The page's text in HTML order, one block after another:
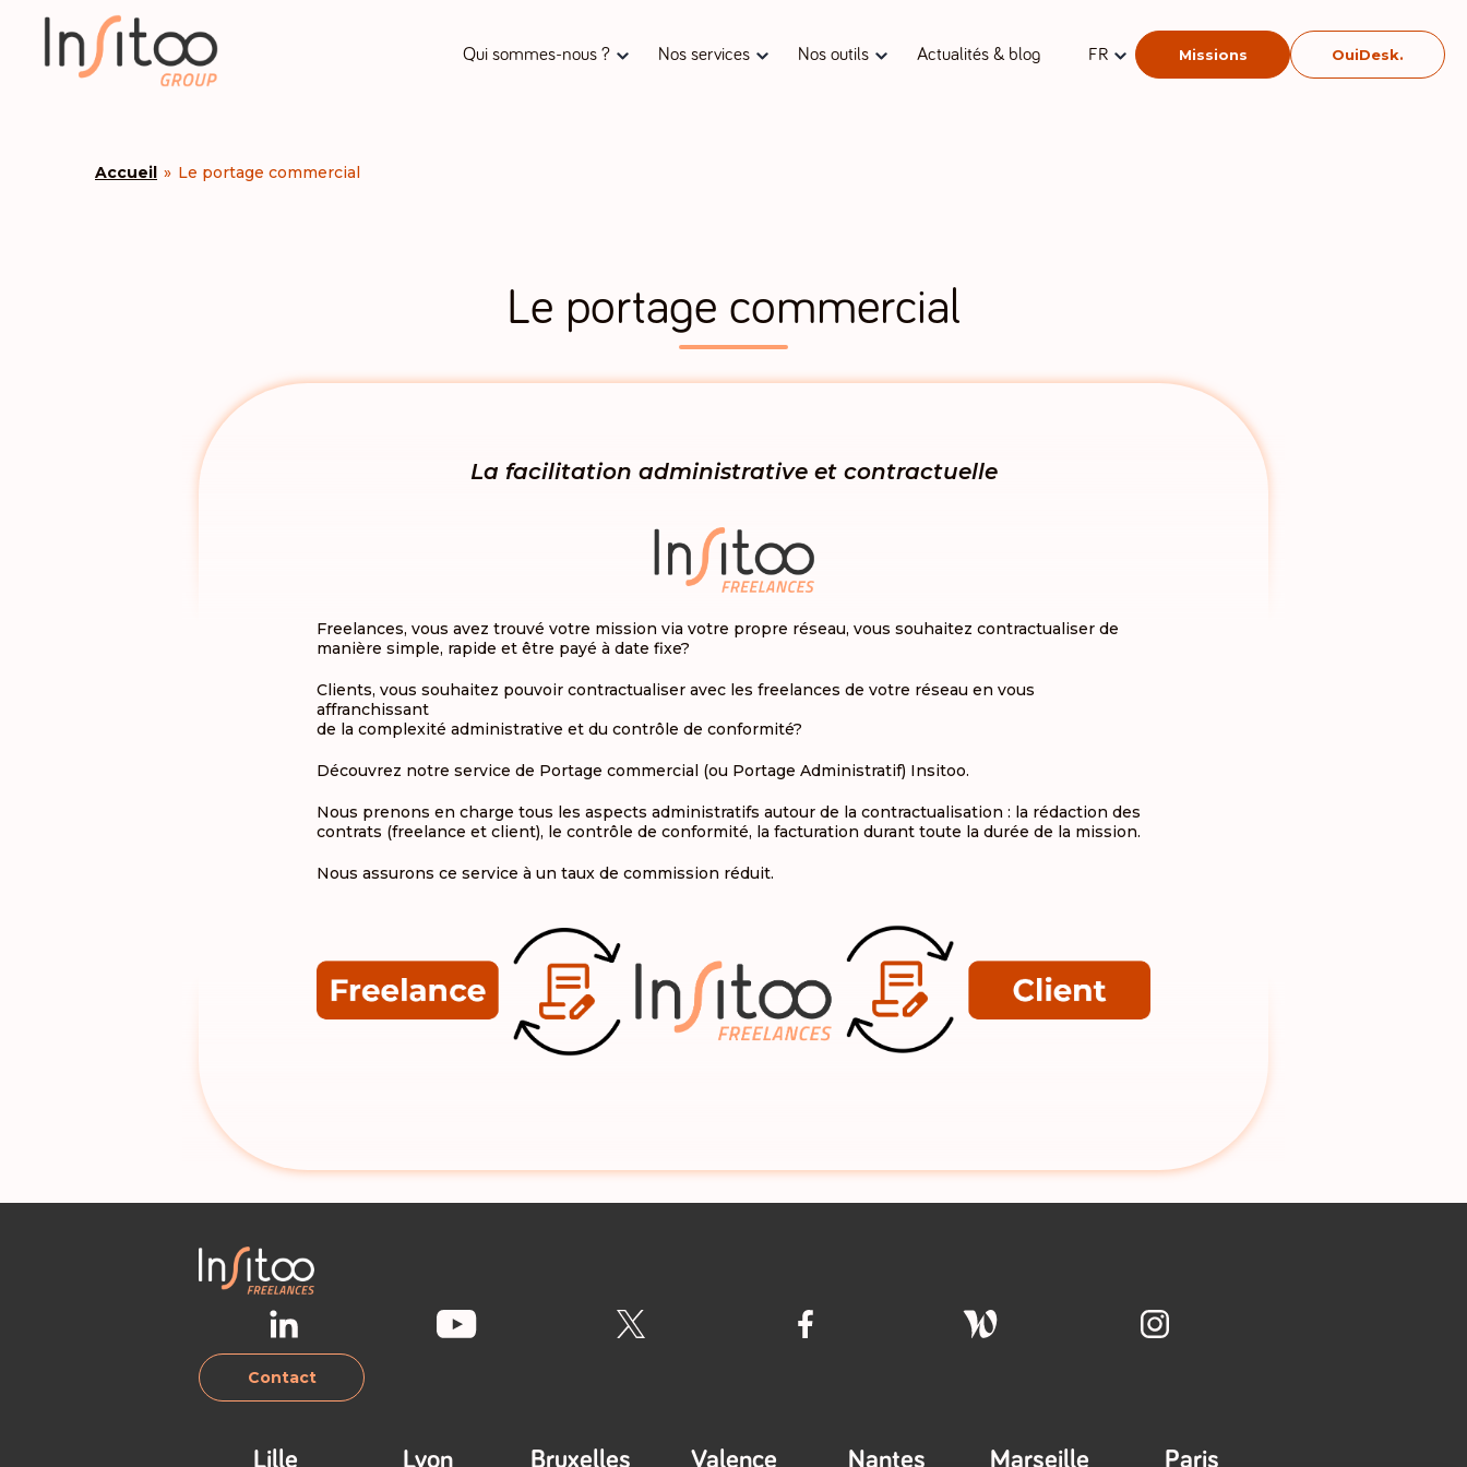
Qui sommes-nous ? Nos services Nos outils Actualités & blog FR Missions OuiDesk.
Accueil » Le portage commercial
Le portage commercial
La facilitation administrative et contractuelle
Freelances, vous avez trouvé votre mission via votre propre réseau, vous souhaitez contractualiser de
manière simple, rapide et être payé à date fixe?
Clients, vous souhaitez pouvoir contractualiser avec les freelances de votre réseau en vous
affranchissant
de la complexité administrative et du contrôle de conformité?
Découvrez notre service de Portage commercial (ou Portage Administratif) Insitoo.
Nous prenons en charge tous les aspects administratifs autour de la contractualisation : la rédaction des
contrats (freelance et client), le contrôle de conformité, la facturation durant toute la durée de la mission.
Nous assurons ce service à un taux de commission réduit.
Contact
Lille Lyon Bruxelles Valence Nantes Marseille Paris